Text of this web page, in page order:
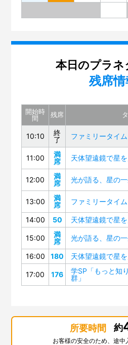
第134回 プラネタリウム。リ
第132回 大阪市立科学館と大
第131回 展示場リニューアル
第130回「はやぶさ２」
OSAKA」
第128回「2018サイエンスサ
ン」
第127回「スーパー磁石で大実
第126回「科学デモンストレー
第125回「火星大接近」
第124回 サイエンスショー「
ャボン玉サイエンス」
第123回 プラネタリウム「眠
し」
第122回 プラネタリウム「は
第121回 サイエンスショー「
第120回 幼児のための企画展
第119回 プラネタリウム「ブ
本日のプラネ
残席情
開始時
間
残席
10:10
終
了
ファミリータイム
11:00
満
席
天体望遠鏡で星
12:00
満
席
光が語る、星の
13:00
満
席
ファミリータイム
14:00 50 天体望遠鏡で星
15:00
満
席
光が語る、星の
16:00 180 天体望遠鏡で星
17:00 176
学SP「もっと知
群」
所要時間 約
お客様の安全のため、途中